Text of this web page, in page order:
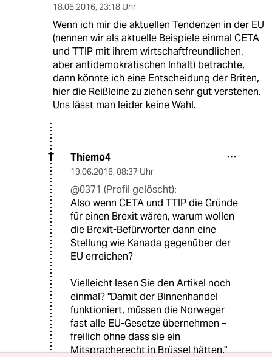
18.06.2016, 23:18 Uhr
Wenn ich mir die aktuellen Tendenzen in der EU
(nennen wir als aktuelle Beispiele einmal CETA
und TTIP mit ihrem wirtschaftfreundlichen,
aber antidemokratischen Inhalt) betrachte,
dann könnte ich eine Entscheidung der Briten,
hier die Reißleine zu ziehen sehr gut verstehen.
Uns lässt man leider keine Wahl.
T Thiemo4
19.06.2016, 08:37 Uhr
@0371 (Profil gelöscht):
Also wenn CETA und TTIP die Gründe
für einen Brexit wären, warum wollen
die Brexit-Befürworter dann eine
Stellung wie Kanada gegenüber der
EU erreichen?
Vielleicht lesen Sie den Artikel noch
einmal? "Damit der Binnenhandel
funktioniert, müssen die Norweger
fast alle EU-Gesetze übernehmen –
freilich ohne dass sie ein
Mitspracherecht in Brüssel hätten."